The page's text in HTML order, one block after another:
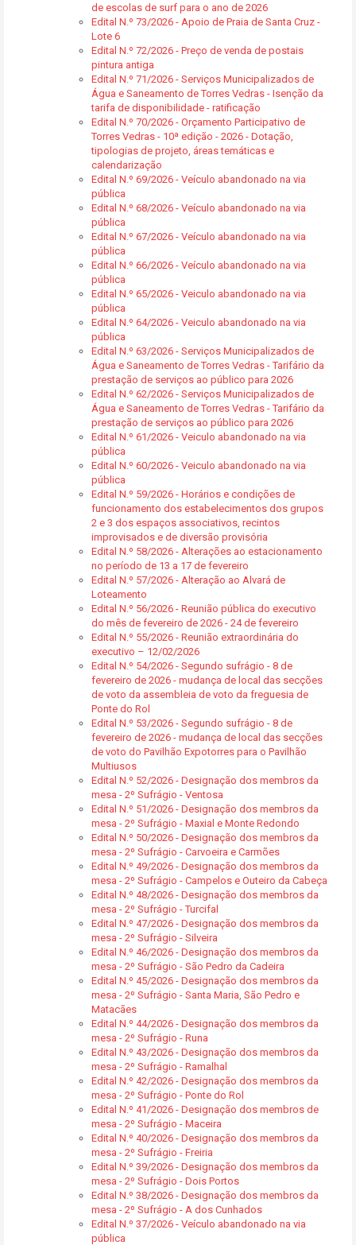
de escolas de surf para o ano de 2026
Edital N.º 73/2026 - Apoio de Praia de Santa Cruz -
Lote 6
Edital N.º 72/2026 - Preço de venda de postais
pintura antiga
Edital N.º 71/2026 - Serviços Municipalizados de
Água e Saneamento de Torres Vedras - Isenção da
tarifa de disponibilidade - ratificação
Edital N.º 70/2026 - Orçamento Participativo de
Torres Vedras - 10ª edição - 2026 - Dotação,
tipologias de projeto, áreas temáticas e
calendarização
Edital N.º 69/2026 - Veículo abandonado na via
pública
Edital N.º 68/2026 - Veículo abandonado na via
pública
Edital N.º 67/2026 - Veículo abandonado na via
pública
Edital N.º 66/2026 - Veículo abandonado na via
pública
Edital N.º 65/2026 - Veiculo abandonado na via
pública
Edital N.º 64/2026 - Veiculo abandonado na via
pública
Edital N.º 63/2026 - Serviços Municipalizados de
Água e Saneamento de Torres Vedras - Tarifário da
prestação de serviços ao público para 2026
Edital N.º 62/2026 - Serviços Municipalizados de
Água e Saneamento de Torres Vedras - Tarifário da
prestação de serviços ao público para 2026
Edital N.º 61/2026 - Veiculo abandonado na via
pública
Edital N.º 60/2026 - Veiculo abandonado na via
pública
Edital N.º 59/2026 - Horários e condições de
funcionamento dos estabelecimentos dos grupos
2 e 3 dos espaços associativos, recintos
improvisados e de diversão provisória
Edital N.º 58/2026 - Alterações ao estacionamento
no período de 13 a 17 de fevereiro
Edital N.º 57/2026 - Alteração ao Alvará de
Loteamento
Edital N.º 56/2026 - Reunião pública do executivo
do mês de fevereiro de 2026 - 24 de fevereiro
Edital N.º 55/2026 - Reunião extraordinária do
executivo – 12/02/2026
Edital N.º 54/2026 - Segundo sufrágio - 8 de
fevereiro de 2026 - mudança de local das secções
de voto da assembleia de voto da freguesia de
Ponte do Rol
Edital N.º 53/2026 - Segundo sufrágio - 8 de
fevereiro de 2026 - mudança de local das secções
de voto do Pavilhão Expotorres para o Pavilhão
Multiusos
Edital N.º 52/2026 - Designação dos membros da
mesa - 2º Sufrágio - Ventosa
Edital N.º 51/2026 - Designação dos membros da
mesa - 2º Sufrágio - Maxial e Monte Redondo
Edital N.º 50/2026 - Designação dos membros da
mesa - 2º Sufrágio - Carvoeira e Carmões
Edital N.º 49/2026 - Designação dos membros da
mesa - 2º Sufrágio - Campelos e Outeiro da Cabeça
Edital N.º 48/2026 - Designação dos membros da
mesa - 2º Sufrágio - Turcifal
Edital N.º 47/2026 - Designação dos membros da
mesa - 2º Sufrágio - Silveira
Edital N.º 46/2026 - Designação dos membros da
mesa - 2º Sufrágio - São Pedro da Cadeira
Edital N.º 45/2026 - Designação dos membros da
mesa - 2º Sufrágio - Santa Maria, São Pedro e
Matacães
Edital N.º 44/2026 - Designação dos membros da
mesa - 2º Sufrágio - Runa
Edital N.º 43/2026 - Designação dos membros da
mesa - 2º Sufrágio - Ramalhal
Edital N.º 42/2026 - Designação dos membros da
mesa - 2º Sufrágio - Ponte do Rol
Edital N.º 41/2026 - Designação dos membros de
mesa - 2º Sufrágio - Maceira
Edital N.º 40/2026 - Designação dos membros da
mesa - 2º Sufrágio - Freiria
Edital N.º 39/2026 - Designação dos membros da
mesa - 2º Sufrágio - Dois Portos
Edital N.º 38/2026 - Designação dos membros da
mesa - 2º Sufrágio - A dos Cunhados
Edital N.º 37/2026 - Veículo abandonado na via
pública